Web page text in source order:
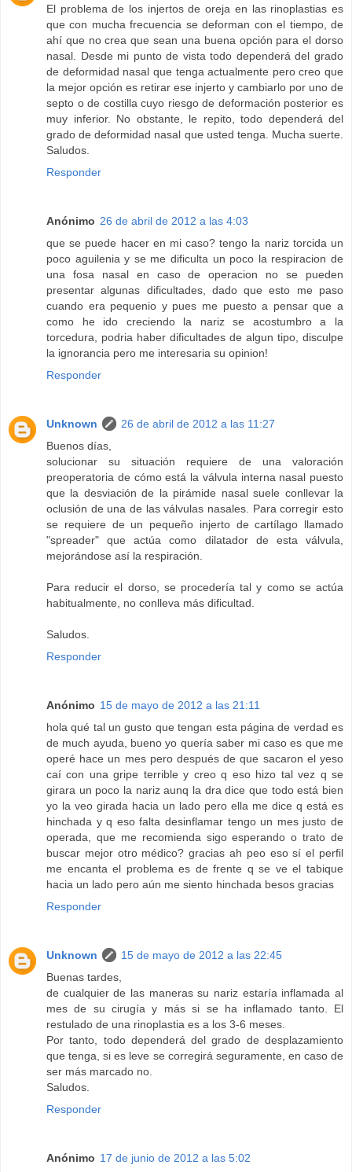
El problema de los injertos de oreja en las rinoplastias es
que con mucha frecuencia se deforman con el tiempo, de
ahí que no crea que sean una buena opción para el dorso
nasal. Desde mi punto de vista todo dependerá del grado
de deformidad nasal que tenga actualmente pero creo que
la mejor opción es retirar ese injerto y cambiarlo por uno de
septo o de costilla cuyo riesgo de deformación posterior es
muy inferior. No obstante, le repito, todo dependerá del
grado de deformidad nasal que usted tenga. Mucha suerte.
Saludos.
Responder
Anónimo 26 de abril de 2012 a las 4:03
que se puede hacer en mi caso? tengo la nariz torcida un
poco aguilenia y se me dificulta un poco la respiracion de
una fosa nasal en caso de operacion no se pueden
presentar algunas dificultades, dado que esto me paso
cuando era pequenio y pues me puesto a pensar que a
como he ido creciendo la nariz se acostumbro a la
torcedura, podria haber dificultades de algun tipo, disculpe
la ignorancia pero me interesaria su opinion!
Responder
Unknown
26 de abril de 2012 a las 11:27
Buenos días,
solucionar su situación requiere de una valoración
preoperatoria de cómo está la válvula interna nasal puesto
que la desviación de la pirámide nasal suele conllevar la
oclusión de una de las válvulas nasales. Para corregir esto
se requiere de un pequeño injerto de cartílago llamado
"spreader" que actúa como dilatador de esta válvula,
mejorándose así la respiración.
Para reducir el dorso, se procedería tal y como se actúa
habitualmente, no conlleva más dificultad.
Saludos.
Responder
Anónimo 15 de mayo de 2012 a las 21:11
hola qué tal un gusto que tengan esta página de verdad es
de much ayuda, bueno yo quería saber mi caso es que me
operé hace un mes pero después de que sacaron el yeso
caí con una gripe terrible y creo q eso hizo tal vez q se
girara un poco la nariz aunq la dra dice que todo está bien
yo la veo girada hacia un lado pero ella me dice q está es
hinchada y q eso falta desinflamar tengo un mes justo de
operada, que me recomienda sigo esperando o trato de
buscar mejor otro médico? gracias ah peo eso sí el perfil
me encanta el problema es de frente q se ve el tabique
hacia un lado pero aún me siento hinchada besos gracias
Responder
Unknown
15 de mayo de 2012 a las 22:45
Buenas tardes,
de cualquier de las maneras su nariz estaría inflamada al
mes de su cirugía y más si se ha inflamado tanto. El
restulado de una rinoplastia es a los 3-6 meses.
Por tanto, todo dependerá del grado de desplazamiento
que tenga, si es leve se corregirá seguramente, en caso de
ser más marcado no.
Saludos.
Responder
Anónimo 17 de junio de 2012 a las 5:02